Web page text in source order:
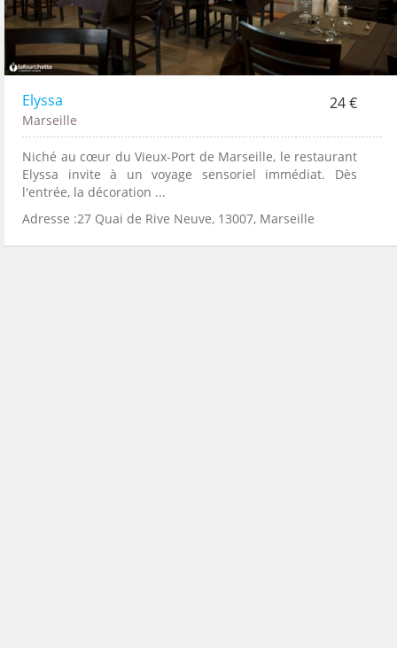
Elyssa 24 €
Marseille
Niché au cœur du Vieux-Port de Marseille, le restaurant
Elyssa invite à un voyage sensoriel immédiat. Dès
l'entrée, la décoration ...
Adresse :27 Quai de Rive Neuve, 13007, Marseille